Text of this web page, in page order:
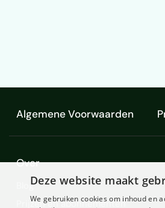
Algemene Voorwaarden
Over
Blog
Prijzen en abonnementen
Deze website maakt
We gebruiken cookies om inhoud en